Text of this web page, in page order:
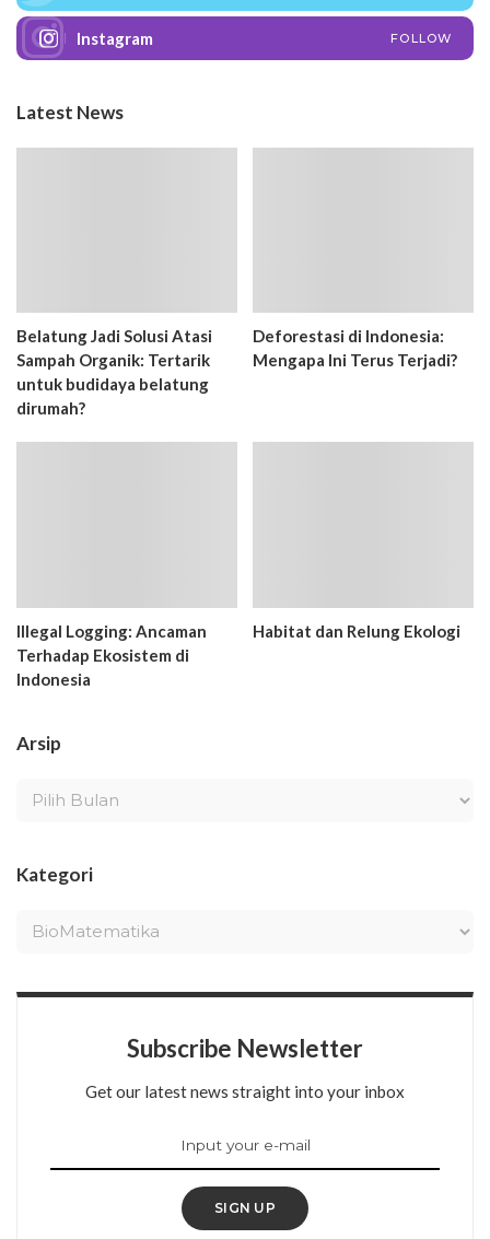
Instagram FOLLOW
Latest News
Belatung Jadi Solusi Atasi
Sampah Organik: Tertarik
untuk budidaya belatung
dirumah?
Deforestasi di Indonesia:
Mengapa Ini Terus Terjadi?
Illegal Logging: Ancaman
Terhadap Ekosistem di
Indonesia
Habitat dan Relung Ekologi
Arsip
Kategori
Subscribe Newsletter
Get our latest news straight into your inbox
SIGN UP